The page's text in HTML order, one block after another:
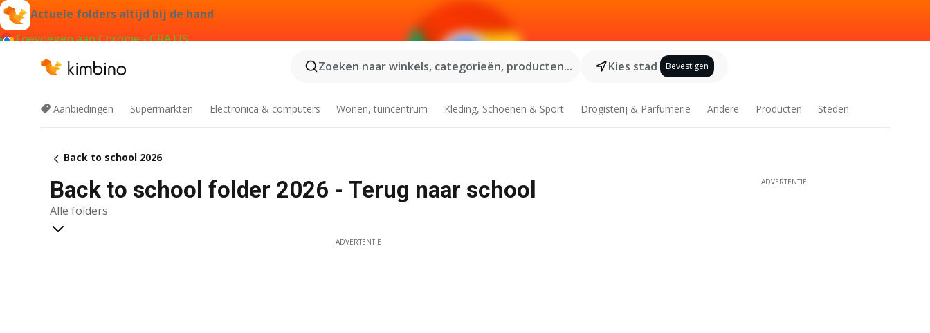
Actuele folders altijd bij de hand
Toevoegen aan Chrome - GRATIS
Zoeken naar winkels, categorieën, producten...
Kies stad Bevestigen
Aanbiedingen Supermarkten Electronica & computers Wonen, tuincentrum Kleding, Schoenen & Sport Drogisterij & Parfumerie Andere Producten Steden
Back to school 2026
Back to school folder 2026 - Terug naar school
Alle folders
ADVERTENTIE
ADVERTENTIE